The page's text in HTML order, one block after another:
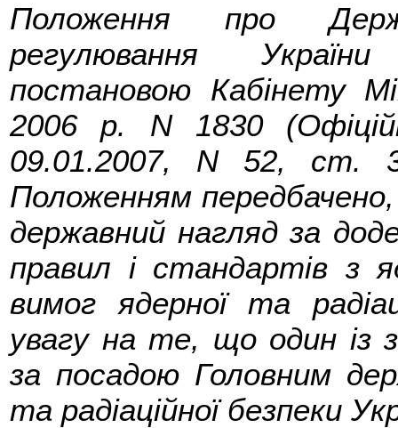
Положення про
регулювання
постановою Кабінету
2006 р. N 1830
09.01.2007, N 52, ст.
Положенням
державний нагляд за
правил і стандартів з
вимог ядерної та
увагу на те, що один із
за посадою Головним
та радіаційної безпеки